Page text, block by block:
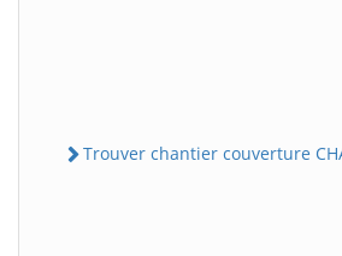
Trouver chantier couverture